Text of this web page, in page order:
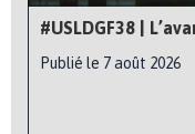
#USLDGF38 |
Publié le 7 août 2026